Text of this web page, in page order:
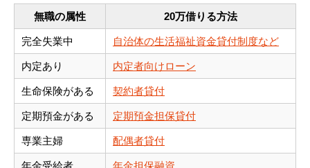
無職の属性 20万借りる方法
完全失業中 自治体の生活福祉資金貸付制度など
内定あり 内定者向けローン
生命保険がある 契約者貸付
定期預金がある 定期預金担保貸付
専業主婦 配偶者貸付
年金受給者 年金担保融資